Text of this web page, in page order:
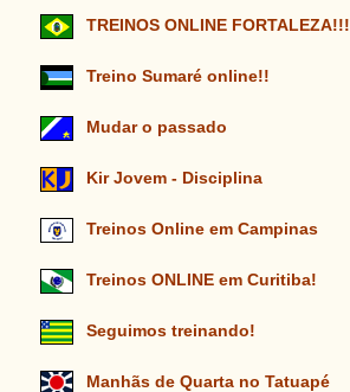
TREINOS ONLINE FORTALEZA!!!
Treino Sumaré online!!
Mudar o passado
Kir Jovem - Disciplina
Treinos Online em Campinas
Treinos ONLINE em Curitiba!
Seguimos treinando!
Manhãs de Quarta no Tatuapé